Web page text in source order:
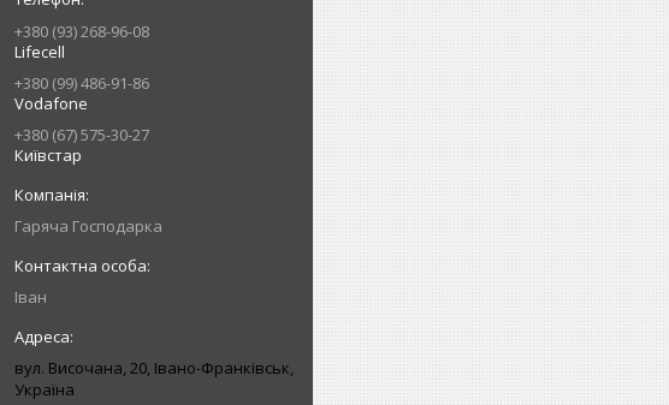
+380 (93) 268-96-08
Lifecell
+380 (99) 486-91-86
Vodafone
+380 (67) 575-30-27
Київстар
Гаряча Господарка
Іван
вул. Височана, 20, Івано-Франківськ,
Україна